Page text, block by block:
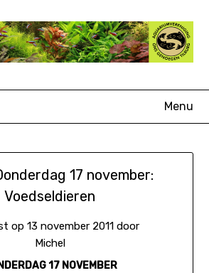
Menu
17 november:
Voedseldieren
op 13 november 2011 door
Michel
17 NOVEMBER